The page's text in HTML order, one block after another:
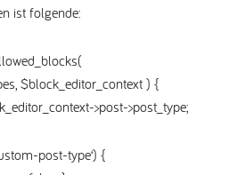
ist folgende:
$block_editor_context ) {
>post->post_type;
post-type‘) {